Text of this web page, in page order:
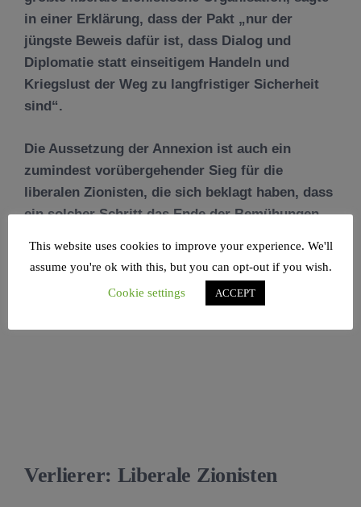
in einer Erklärung, dass der Pakt „nur der
jüngste Beweis dafür ist, dass Dialog und
Diplomatie statt einseitigem Handeln und
Kriegslust der Weg zu langfristiger Sicherheit
sind“.
Die Aussetzung der Annexion ist auch ein
zumindest vorübergehender Sieg für die
liberalen Zionisten, die sich beklagt haben, dass
ein solcher Schritt das Ende der Bemühungen
Israels bedeuten würde. Für sie ist dies eine
vorübergehende Atempause vor dieser
Verlierer: Liberale Zionisten
This website uses cookies to improve your experience. We'll
assume you're ok with this, but you can opt-out if you wish.
Cookie settings
ACCEPT